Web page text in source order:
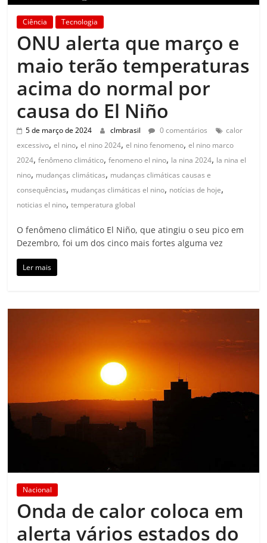
Ciência Tecnologia
ONU alerta que março e
maio terão temperaturas
acima do normal por
causa do El Niño
5 de março de 2024 clmbrasil 0 comentários
calor
excessivo,el nino,el nino 2024,el nino fenomeno,el nino marco
2024,fenômeno climático,fenomeno el nino, la nina 2024, la nina el
nino, mudanças climáticas, mudanças climáticas causas e
consequências, mudanças climáticas el nino, notícias de hoje,
noticias el nino,temperatura global
O fenômeno climático El Niño, que atingiu o seu pico em
Dezembro, foi um dos cinco mais fortes alguma vez
Ler mais
Nacional
Onda de calor coloca em
alerta vários estados do